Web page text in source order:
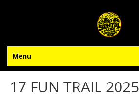
Menu
17 FUN TRAIL 2025